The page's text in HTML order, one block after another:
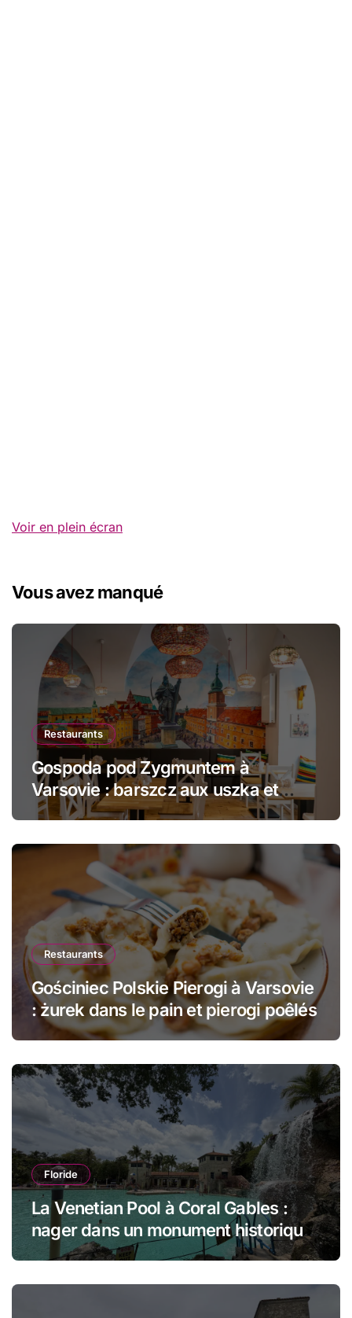
Voir en plein écran
Vous avez manqué
Restaurants
Gospoda pod Zygmuntem à
Varsovie : barszcz aux uszka et
pierogi face au Château Royal
Restaurants
Gościniec Polskie Pierogi à Varsovie
: żurek dans le pain et pierogi poêlés
Floride
La Venetian Pool à Coral Gables :
nager dans un monument historique
de Miami